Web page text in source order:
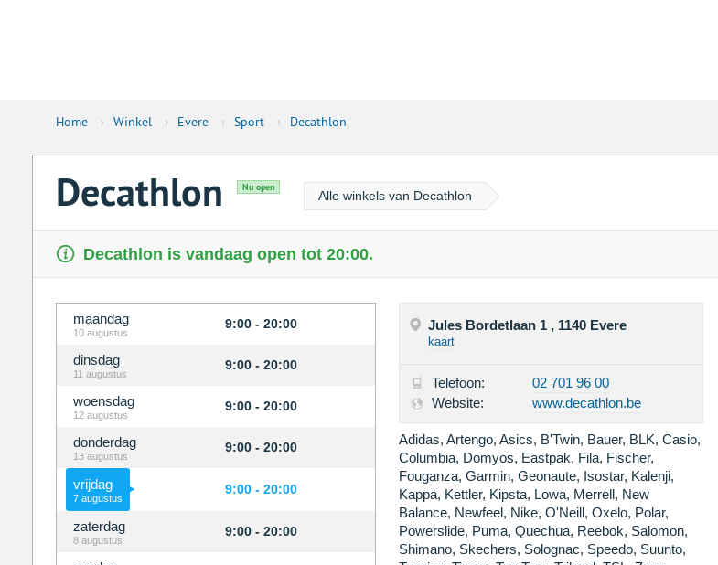
Home › Winkel › Evere › Sport › Decathlon
Decathlon Nu open
Alle winkels van Decathlon
Decathlon is vandaag open tot 20:00.
maandag
10 augustus
9:00 - 20:00
dinsdag
11 augustus
9:00 - 20:00
woensdag
12 augustus
9:00 - 20:00
donderdag
13 augustus
9:00 - 20:00
vrijdag
7 augustus
9:00 - 20:00
zaterdag
8 augustus
9:00 - 20:00
Jules Bordetlaan 1 , 1140 Evere
kaart
Telefoon:
02 701 96 00
Website:
www.decathlon.be
Adidas, Artengo, Asics, B'Twin, Bauer, BLK, Casio,
Columbia, Domyos, Eastpak, Fila, Fischer,
Fouganza, Garmin, Geonaute, Isostar, Kalenji,
Kappa, Kettler, Kipsta, Lowa, Merrell, New
Balance, Newfeel, Nike, O'Neill, Oxelo, Polar,
Powerslide, Puma, Quechua, Reebok, Salomon,
Shimano, Skechers, Solognac, Speedo, Suunto,